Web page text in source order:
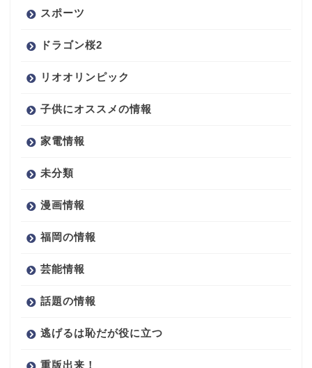
スポーツ
ドラゴン桜2
リオオリンピック
子供にオススメの情報
家電情報
未分類
漫画情報
福岡の情報
芸能情報
話題の情報
逃げるは恥だが役に立つ
重版出来！